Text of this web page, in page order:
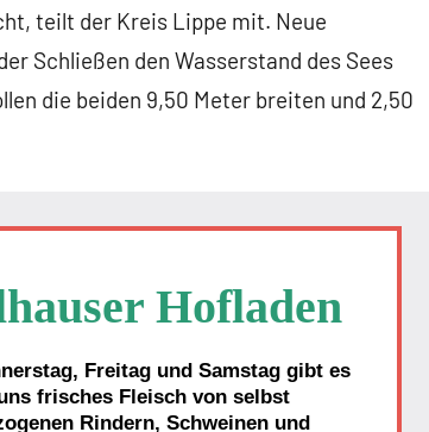
teilt der Kreis Lippe mit. Neue
Schließen den Wasserstand des Sees
die beiden 9,50 Meter breiten und 2,50
Hofladen
Freitag und Samstag gibt es
frisches Fleisch von selbst
Rindern, Schweinen und